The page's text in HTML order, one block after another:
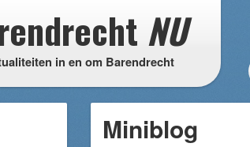
NU
in en om Barendrecht
Miniblog